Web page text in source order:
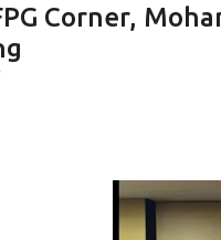
Corner,